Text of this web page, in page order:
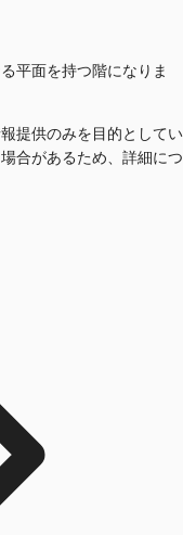
平面を持つ階になりま
提供のみを目的としてい
合があるため、詳細につ